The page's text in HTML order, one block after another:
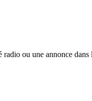
ou une annonce